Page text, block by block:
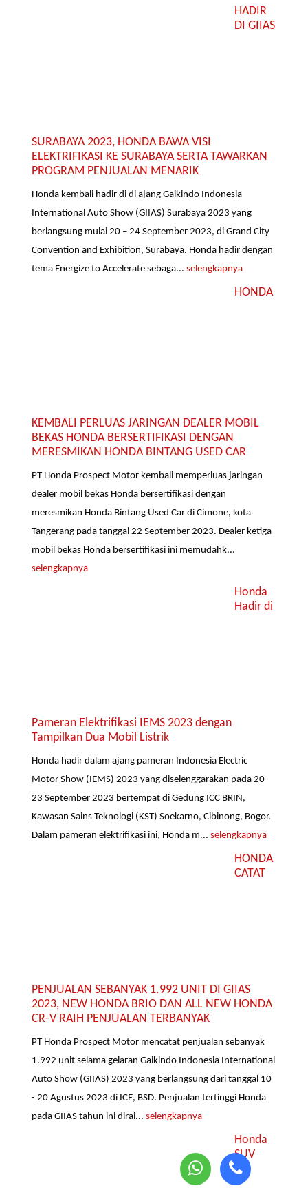
HADIR
DI GIIAS
SURABAYA 2023, HONDA BAWA VISI
ELEKTRIFIKASI KE SURABAYA SERTA TAWARKAN
PROGRAM PENJUALAN MENARIK
Honda kembali hadir di di ajang Gaikindo Indonesia
International Auto Show (GIIAS) Surabaya 2023 yang
berlangsung mulai 20 – 24 September 2023, di Grand City
Convention and Exhibition, Surabaya. Honda hadir dengan
tema Energize to Accelerate sebaga...selengkapnya
HONDA
KEMBALI PERLUAS JARINGAN DEALER MOBIL
BEKAS HONDA BERSERTIFIKASI DENGAN
MERESMIKAN HONDA BINTANG USED CAR
PT Honda Prospect Motor kembali memperluas jaringan
dealer mobil bekas Honda bersertifikasi dengan
meresmikan Honda Bintang Used Car di Cimone, kota
Tangerang pada tanggal 22 September 2023. Dealer ketiga
mobil bekas Honda bersertifikasi ini memudahk...
selengkapnya
Honda
Hadir di
Pameran Elektrifikasi IEMS 2023 dengan
Tampilkan Dua Mobil Listrik
Honda hadir dalam ajang pameran Indonesia Electric
Motor Show (IEMS) 2023 yang diselenggarakan pada 20 -
23 September 2023 bertempat di Gedung ICC BRIN,
Kawasan Sains Teknologi (KST) Soekarno, Cibinong, Bogor.
Dalam pameran elektrifikasi ini, Honda m...selengkapnya
HONDA
CATAT
PENJUALAN SEBANYAK 1.992 UNIT DI GIIAS
2023, NEW HONDA BRIO DAN ALL NEW HONDA
CR-V RAIH PENJUALAN TERBANYAK
PT Honda Prospect Motor mencatat penjualan sebanyak
1.992 unit selama gelaran Gaikindo Indonesia International
Auto Show (GIIAS) 2023 yang berlangsung dari tanggal 10
- 20 Agustus 2023 di ICE, BSD. Penjualan tertinggi Honda
pada GIIAS tahun ini dirai...selengkapnya
Honda
SUV